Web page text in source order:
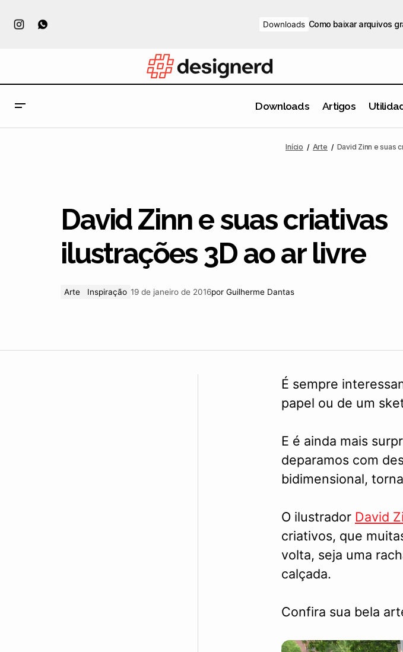
Downloads Como baixar arquivos
Downloads Artigos
Inspiração David Zinn e
Início Arte David Zinn e suas
David Zinn e suas criativas
ilustrações 3D ao ar livre
Arte Inspiração 19 de janeiro de 2016por Guilherme Dantas
É sempre
papel ou de um
E é ainda mais
deparamos com
bidimensional,
O ilustrador David
criativos, que
volta, seja uma
calçada.
Confira sua bela